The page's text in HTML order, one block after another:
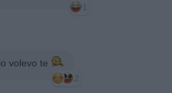
1
volevo te
2